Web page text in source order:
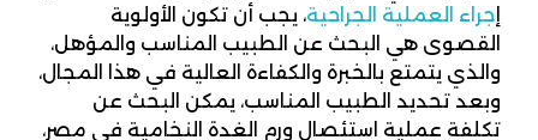
إجراء العملية الجراحية، يجب أن تكون الأولوية
القصوى هي البحث عن الطبيب المناسب والمؤهل،
والذي يتمتع بالخبرة والكفاءة العالية في هذا المجال،
وبعد تحديد الطبيب المناسب، يمكن البحث عن
تكلفة عملية استئصال ورم الغدة النخامية في مصر،